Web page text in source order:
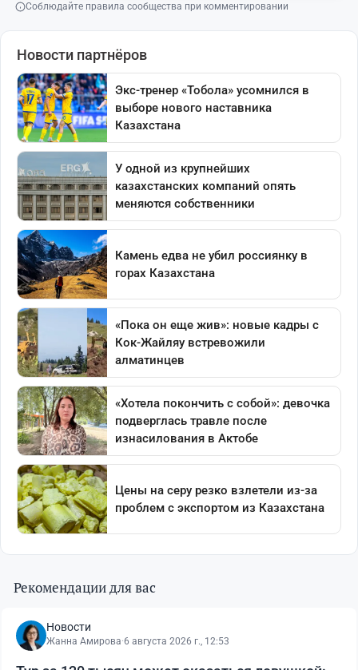
Соблюдайте правила сообщества при комментировании
Рекомендации для вас
Новости
Жанна Амирова·6 августа 2026 г., 12:53